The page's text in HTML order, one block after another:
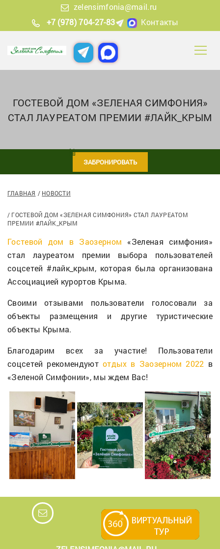
zelensimfonia@mail.ru
+7 (978) 704-27-83
Контакты
ГОСТЕВОЙ ДОМ «ЗЕЛЕНАЯ СИМФОНИЯ»
СТАЛ ЛАУРЕАТОМ ПРЕМИИ #ЛАЙК_КРЫМ
ЗАБРОНИРОВАТЬ
ГЛАВНАЯ НОВОСТИ
ГОСТЕВОЙ ДОМ «ЗЕЛЕНАЯ СИМФОНИЯ» СТАЛ ЛАУРЕАТОМ
ПРЕМИИ #ЛАЙК_КРЫМ
Гостевой дом в Заозерном «Зеленая симфония»
стал лауреатом премии выбора пользователей
соцсетей #лайк_крым, которая была организована
Ассоциацией курортов Крыма.
Своими отзывами пользователи голосовали за
объекты размещения и другие туристические
объекты Крыма.
Благодарим всех за участие! Пользователи
соцсетей рекомендуют отдых в Заозерном 2022 в
«Зеленой Симфонии», мы ждем Вас!